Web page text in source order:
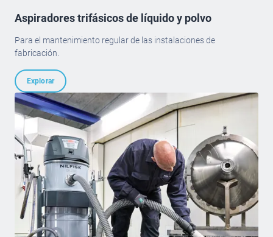
Aspiradores trifásicos de líquido y polvo
Para el mantenimiento regular de las instalaciones de
fabricación.
Explorar